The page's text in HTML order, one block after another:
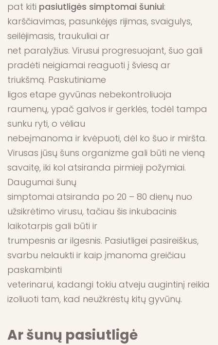
pat kiti pasiutligės simptomai šuniui:
karščiavimas, pasunkėjęs rijimas, svaigulys,
seilėjimasis, traukuliai ar
net paralyžius. Virusui progresuojant, šuo gali
pradėti neigiamai reaguoti į šviesą ar
triukšmą. Paskutiniame
ligos etape gyvūnas nebekontroliuoja
raumenų, ypač galvos ir gerklės, todėl tampa
sunku ryti, o vėliau
nebeįmanoma ir kvėpuoti, dėl ko šuo ir miršta.
Virusas jūsų šuns organizme gali būti ne vieną
savaitę, iki kol atsiranda pirmieji požymiai.
Daugumai šunų
simptomai atsiranda po 20 – 80 dienų nuo
užsikrėtimo virusu, tačiau šis inkubacinis
laikotarpis gali būti ir
trumpesnis ar ilgesnis. Pasiutligei pasireiškus,
svarbu nelaukti ir kaip įmanoma greičiau
paskambinti
veterinarui, kadangi tokiu atveju augintinį reikia
izoliuoti tam, kad neužkrėstų kitų gyvūnų.
Ar šunų pasiutligė